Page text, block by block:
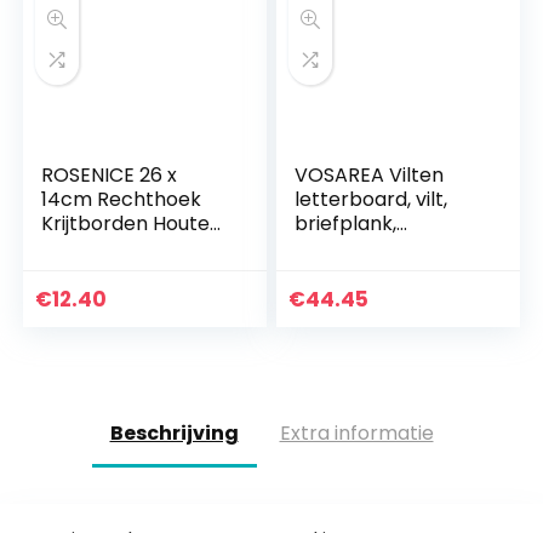
ROSENICE 26 x
14cm Rechthoek
Krijtborden Houten
Thuis Keuken
€12.40
VOSAREA Vilten
letterboard, vilt,
briefplank,
met standaard,
€44.45
Beschrijving Extra informatie